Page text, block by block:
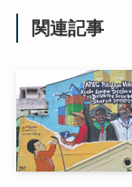
関連記事